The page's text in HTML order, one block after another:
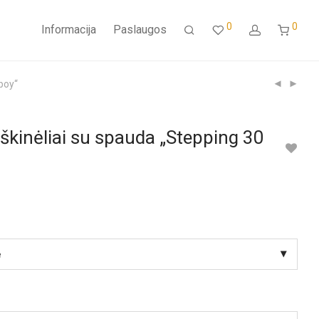
Informacija Paslaugos 0 0
su spauda „Stepping 30